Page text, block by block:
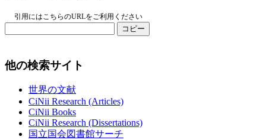
引用にはこちらのURLをご利用ください
コピー
他の検索サイト
世界の文献
CiNii Research (Articles)
CiNii Books
CiNii Research (Dissertations)
国立国会図書館サーチ